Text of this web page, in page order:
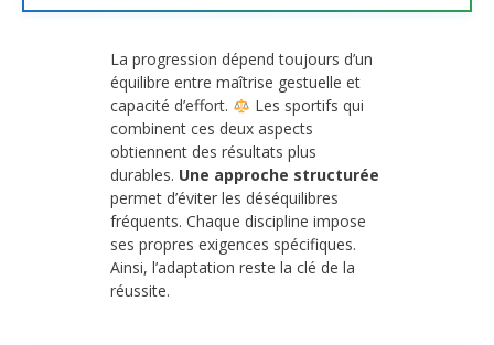
La progression dépend toujours d’un
équilibre entre maîtrise gestuelle et
capacité d’effort.
Les sportifs qui
combinent ces deux aspects
obtiennent des résultats plus
durables. Une approche structurée
permet d’éviter les déséquilibres
fréquents. Chaque discipline impose
ses propres exigences spécifiques.
Ainsi, l’adaptation reste la clé de la
réussite.